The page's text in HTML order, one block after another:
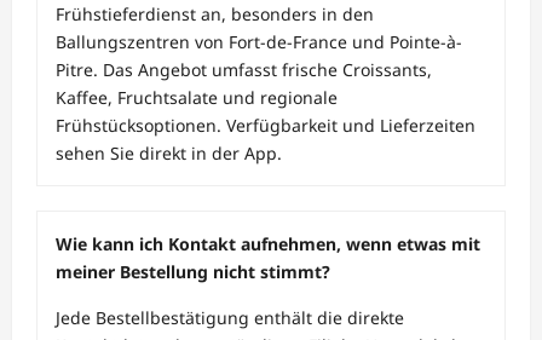
Frühstieferdienst an, besonders in den
Ballungszentren von Fort-de-France und Pointe-à-
Pitre. Das Angebot umfasst frische Croissants,
Kaffee, Fruchtsalate und regionale
Frühstücksoptionen. Verfügbarkeit und Lieferzeiten
sehen Sie direkt in der App.
Wie kann ich Kontakt aufnehmen, wenn etwas mit
meiner Bestellung nicht stimmt?
Jede Bestellbestätigung enthält die direkte